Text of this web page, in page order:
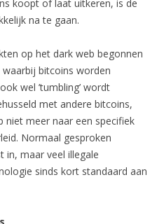
koopt of laat uitkeren, is de
na te gaan.
op het dark web begonnen
bitcoins worden
wel ’tumbling’ wordt
met andere bitcoins,
meer naar een specifiek
Normaal gesproken
in, maar veel illegale
sinds kort standaard aan